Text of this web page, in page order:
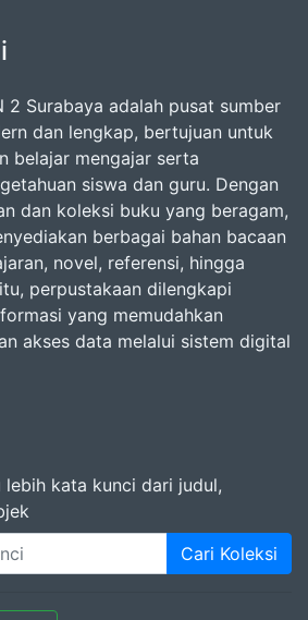
2 Surabaya adalah pusat sumber
dan lengkap, bertujuan untuk
belajar mengajar serta
siswa dan guru. Dengan
dan koleksi buku yang beragam,
berbagai bahan bacaan
novel, referensi, hingga
perpustakaan dilengkapi
yang memudahkan
akses data melalui sistem digital
lebih kata kunci dari judul,
Cari Koleksi